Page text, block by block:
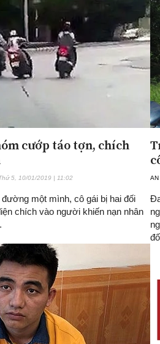
cướp táo tợn, chích
5, 10/01/2019 | 11:02
một mình, cô gái bị hai đối
chích vào người khiến nạn nhân
AN